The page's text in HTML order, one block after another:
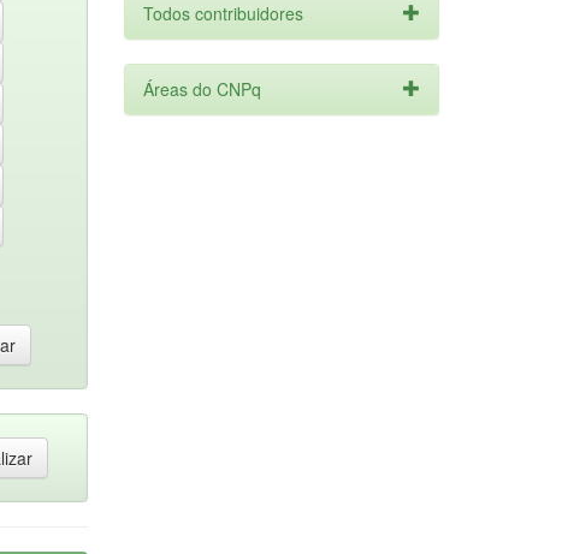
Todos contribuidores
Áreas do CNPq